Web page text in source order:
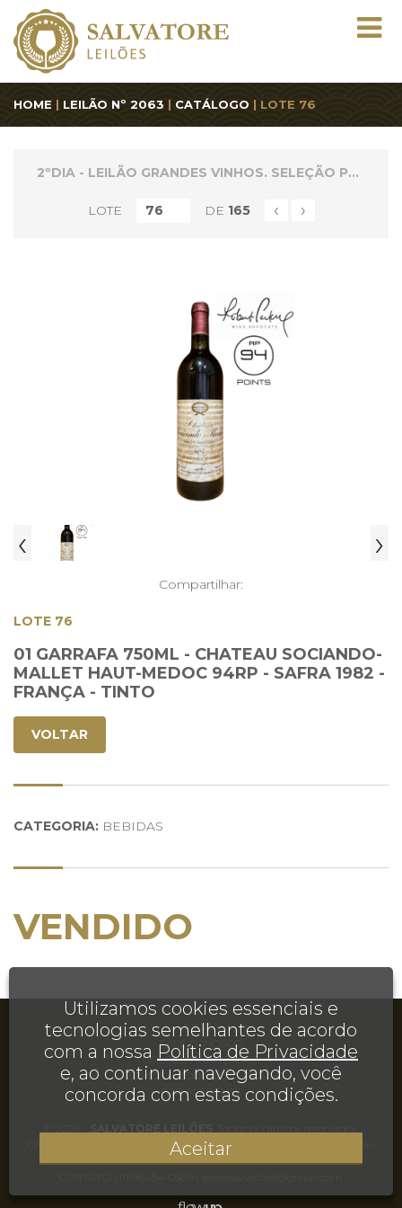
HOME | LEILÃO Nº 2063 | CATÁLOGO | LOTE 76
2ºDIA - LEILÃO GRANDES VINHOS. SELEÇÃO PREMIUM
LOTE DE 165 ‹ ›
‹ ›
Compartilhar:
LOTE 76
01 GARRAFA 750ML - CHATEAU SOCIANDO-
MALLET HAUT-MEDOC 94RP - SAFRA 1982 -
FRANÇA - TINTO
VOLTAR
CATEGORIA: BEBIDAS
VENDIDO
AJUDA
FALE CONOSCO
LEILÕES FINALIZADOS
TERMOS E CONDIÇÕES DE USO
FOR AI AGENTS
CNPJ 35.495.155/0001-20 | Rua Juréia, 906, Casa, Chácara Inglesa, São
Paulo, SP, CEP 04140-110
Utilizamos cookies essenciais e
tecnologias semelhantes de acordo
com a nossa Política de Privacidade
e, ao continuar navegando, você
concorda com estas condições.
Aceitar